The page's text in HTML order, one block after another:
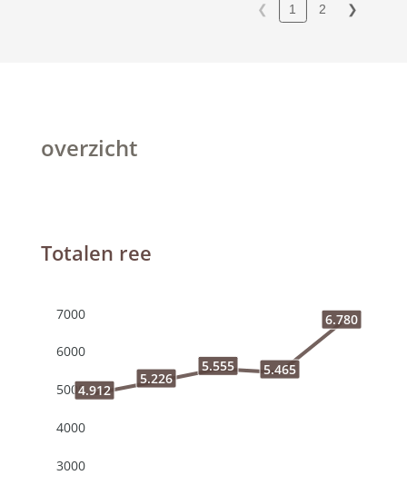
❮ 1 2 ❯
overzicht
Totalen ree
7000
6000
5000
4000
3000
4.912
5.226
5.555 5.465
6.780